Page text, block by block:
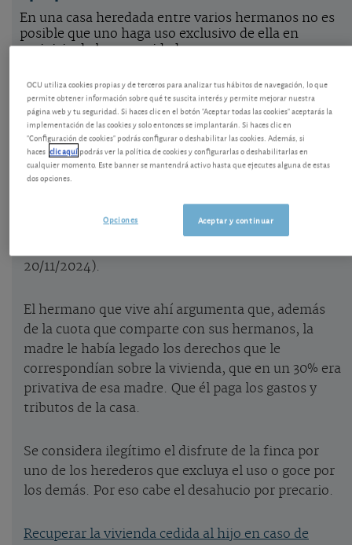
En una casa heredada entre varios hermanos no es
posible que uno haga uso exclusivo de ella en
perjuicio de la comunidad.
Piden el desahucio de un hermano en piso
heredado
Cuatro hermanos heredaron un chalé en Vigo. No
han hecho la partición de la herencia pero uno de
ellos mantiene la posesión exclusiva y reside
habitualmente en la casa y sus hermanos le
demandan pidiendo que la desaloje. El caso lo
20/11/2024).
El hermano que vive ahí argumenta que, además
de la cuota que comparte con sus hermanos, la
madre le había legado los derechos que le
correspondían sobre la vivienda, que en un 30% era
privativa de esa madre. Que él paga los gastos y
tributos de la casa.
Se considera ilegítimo el disfrute de la finca por
uno de los herederos que excluya el uso o goce por
los demás. Por eso cabe el desahucio por precario.
Recuperar la vivienda cedida al hijo en caso de
OCU utiliza cookies propias y de terceros para analizar tus hábitos de navegación, lo que
permite obtener información sobre qué te suscita interés y permite mejorar nuestra
página web y tu seguridad. Si haces clic en el botón "Aceptar todas las cookies" aceptarás la
implementación de las cookies y solo entonces se implantarán. Si haces clic en
"Configuración de cookies" podrás configurar o deshabilitar las cookies. Además, si
haces clic aquípodrás ver la política de cookies y configurarlas o deshabilitarlas en
cualquier momento. Este banner se mantendrá activo hasta que ejecutes alguna de estas
dos opciones.
Aceptar y continuar
Opciones